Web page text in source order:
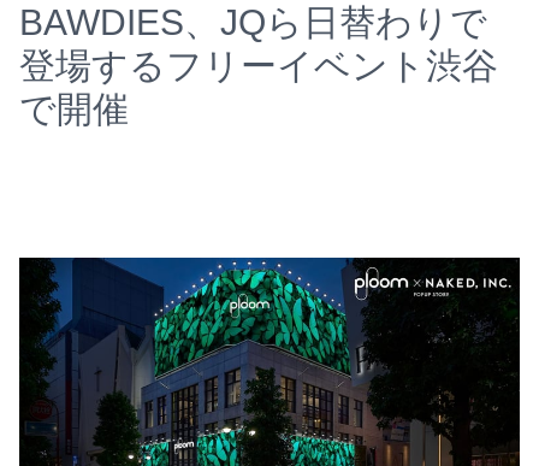
BAWDIES、JQら日替わりで
登場するフリーイベント渋谷
で開催